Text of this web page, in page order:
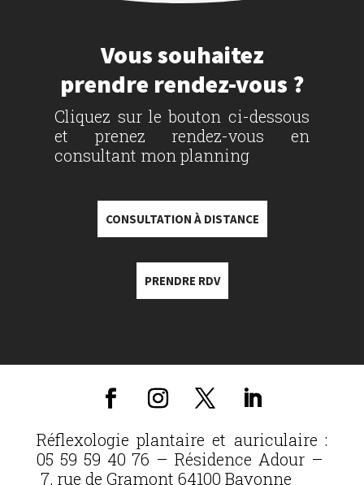
Vous souhaitez
prendre rendez-vous ?
Cliquez sur le bouton ci-dessous
et prenez rendez-vous en
consultant mon planning
CONSULTATION À DISTANCE
PRENDRE RDV
Réflexologie plantaire et auriculaire :
05 59 59 40 76 – Résidence Adour –
7, rue de Gramont 64100 Bayonne